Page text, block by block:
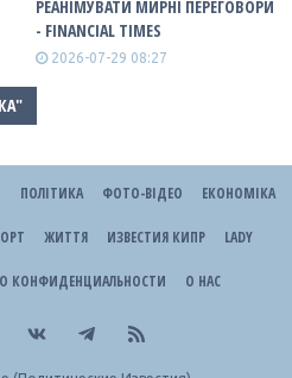
РЕАНІМУВАТИ МИРНІ ПЕРЕГОВОРИ
- FINANCIAL TIMES
2026-07-29 08:27
ПОЛІТИКА ФОТО-ВІДЕО ЕКОНОМІКА
ЖИТТЯ ИЗВЕСТИЯ КИПР LADY
О КОНФИДЕНЦИАЛЬНОСТИ О НАС